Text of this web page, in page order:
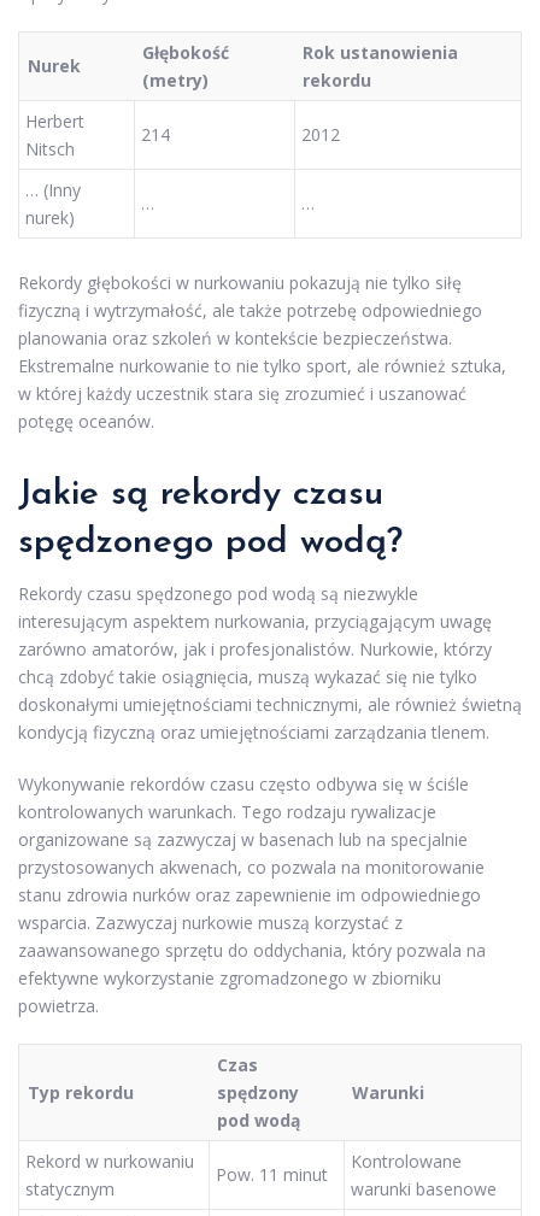
Nurek
Głębokość
(metry)
Rok ustanowienia
rekordu
Herbert
Nitsch
214 2012
… (Inny
nurek)
… …
Rekordy głębokości w nurkowaniu pokazują nie tylko siłę
fizyczną i wytrzymałość, ale także potrzebę odpowiedniego
planowania oraz szkoleń w kontekście bezpieczeństwa.
Ekstremalne nurkowanie to nie tylko sport, ale również sztuka,
w której każdy uczestnik stara się zrozumieć i uszanować
potęgę oceanów.
Jakie są rekordy czasu
spędzonego pod wodą?
Rekordy czasu spędzonego pod wodą są niezwykle
interesującym aspektem nurkowania, przyciągającym uwagę
zarówno amatorów, jak i profesjonalistów. Nurkowie, którzy
chcą zdobyć takie osiągnięcia, muszą wykazać się nie tylko
doskonałymi umiejętnościami technicznymi, ale również świetną
kondycją fizyczną oraz umiejętnościami zarządzania tlenem.
Wykonywanie rekordów czasu często odbywa się w ściśle
kontrolowanych warunkach. Tego rodzaju rywalizacje
organizowane są zazwyczaj w basenach lub na specjalnie
przystosowanych akwenach, co pozwala na monitorowanie
stanu zdrowia nurków oraz zapewnienie im odpowiedniego
wsparcia. Zazwyczaj nurkowie muszą korzystać z
zaawansowanego sprzętu do oddychania, który pozwala na
efektywne wykorzystanie zgromadzonego w zbiorniku
powietrza.
Typ rekordu
Czas
spędzony
pod wodą
Warunki
Rekord w nurkowaniu
statycznym
Pow. 11 minut
Kontrolowane
warunki basenowe